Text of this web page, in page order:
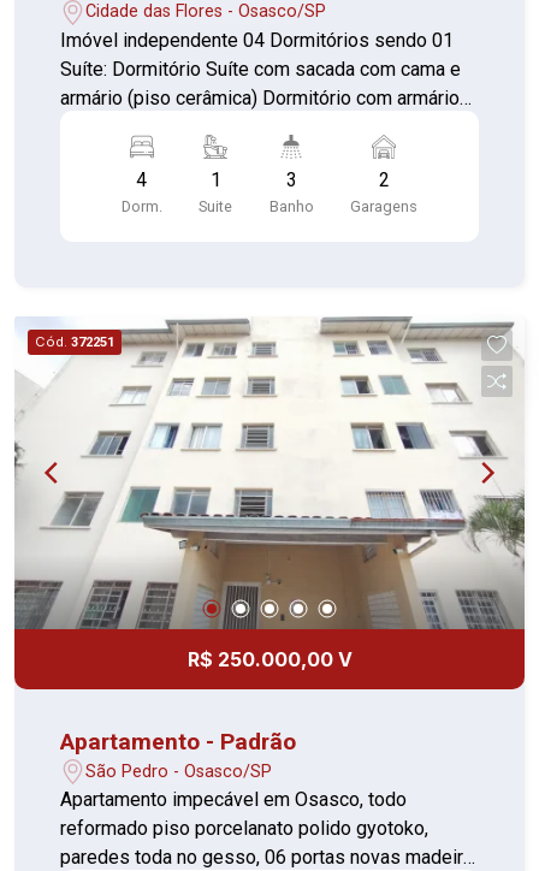
Cidade das Flores - Osasco/SP
Imóvel independente 04 Dormitórios sendo 01
Suíte: Dormitório Suíte com sacada com cama e
armário (piso cerâmica) Dormitório com armário
Dormitório (piso cerâmica) Sala c/ despensa
(piso porcelanato) Cozinha (piso cerâmica)
Escritório (piso porcelanato) Banheiro com box
garagem cobertas
4
Dorm.
1
Suite
3
Banho
2
Garagens
Cód. 372251
R$ 250.000,00 V
Apartamento - Padrão
São Pedro - Osasco/SP
Apartamento impecável em Osasco, todo
reformado piso porcelanato polido gyotoko,
paredes toda no gesso, 06 portas novas madeira